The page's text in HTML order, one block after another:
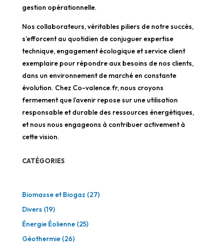
gestion opérationnelle.
Nos collaborateurs, véritables piliers de notre succès,
s’efforcent au quotidien de conjuguer expertise
technique, engagement écologique et service client
exemplaire pour répondre aux besoins de nos clients,
dans un environnement de marché en constante
évolution. Chez Co-valence.fr, nous croyons
fermement que l’avenir repose sur une utilisation
responsable et durable des ressources énergétiques,
et nous nous engageons à contribuer activement à
cette vision.
CATÉGORIES
Biomasse et Biogaz (27)
Divers (19)
Énergie Éolienne(25)
Géothermie(26)